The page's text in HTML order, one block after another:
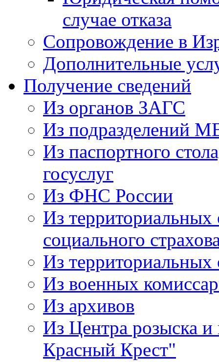
случае отказа
Сопровождение в
Дополнительные
Получение сведений
Из органов ЗАГС
Из подразделений
Из паспортного
госуслуг
Из ФНС России
Из
социального
Из
Из военных
Из архивов
Из Центра розыска
Красный Крест"